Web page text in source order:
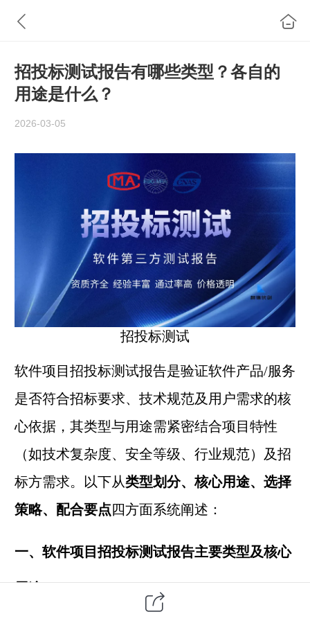
招投标测试报告有哪些类型？各自的
用途是什么？
2026-03-05
招投标测试
软件项目 招投标测试报告是验证软件产品/服务
是否符合招标要求、技术规范及用户需求的核
心依据，其类型与用途需紧密结合项目特性
（如技术复杂度、安全等级、行业规范）及招
标方需求。以下从类型划分、核心用途、选择
策略、配合要点四方面系统阐述：
一、软件项目招投标测试报告主要类型及核心
用途